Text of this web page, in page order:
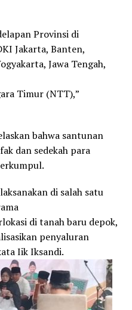
Provinsi di
Jakarta, Banten,
Jawa Tengah,
Timur (NTT),”
bahwa santunan
dan sedekah para
di salah satu
di tanah baru depok,
penyaluran
Iik Iksandi.